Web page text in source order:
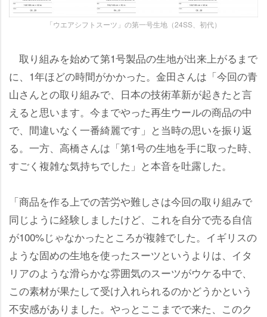
「ウエアシフトスーツ」の第一号生地（24SS、初代）
取り組みを始めて第1号製品の生地が出来上がるまで
に、1年ほどの時間がかかった。金田さんは「今回の青
山さんとの取り組みで、日本の技術革新が起きたと言
えると思います。今までやった再生ウールの商品の中
で、間違いなく一番綺麗です」と当時の思いを振り返
る。一方、高橋さんは「第1号の生地を手に取った時、
すごく複雑な気持ちでした」と本音を吐露した。
「商品を作る上での苦労や難しさは今回の取り組みで
同じように経験しましたけど、これを自分で売る自信
が100%じゃなかったところが複雑でした。イギリスの
ような固めの生地を使ったスーツというよりは、イタ
リアのような滑らかな雰囲気のスーツがウケる中で、
この素材が果たして受け入れられるのかどうかという
不安感がありました。やっとここまでで来た、このク